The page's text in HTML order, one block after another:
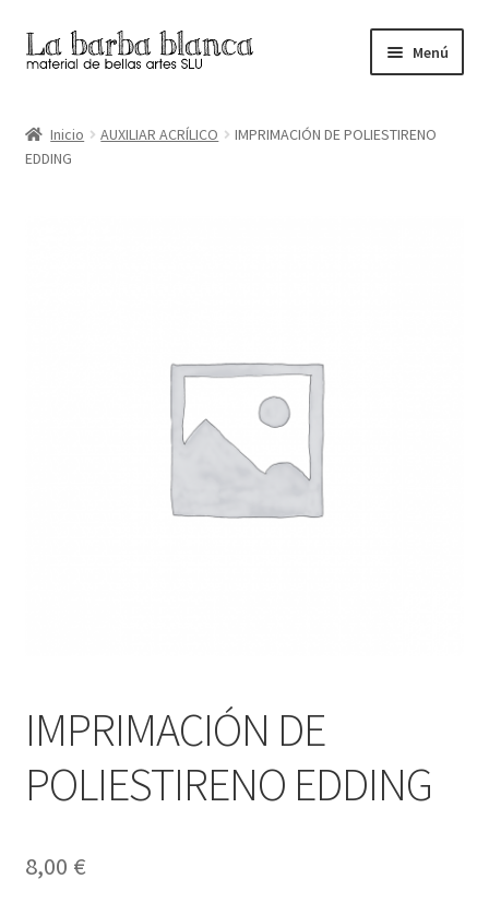
Ir
a
navegación
Ir
al
Menú
Carrito
Inicio AUXILIAR ACRÍLICO
IMPRIMACIÓN DE POLIESTIRENO
EDDING
IMPRIMACIÓN DE
POLIESTIRENO EDDING
8,00 €